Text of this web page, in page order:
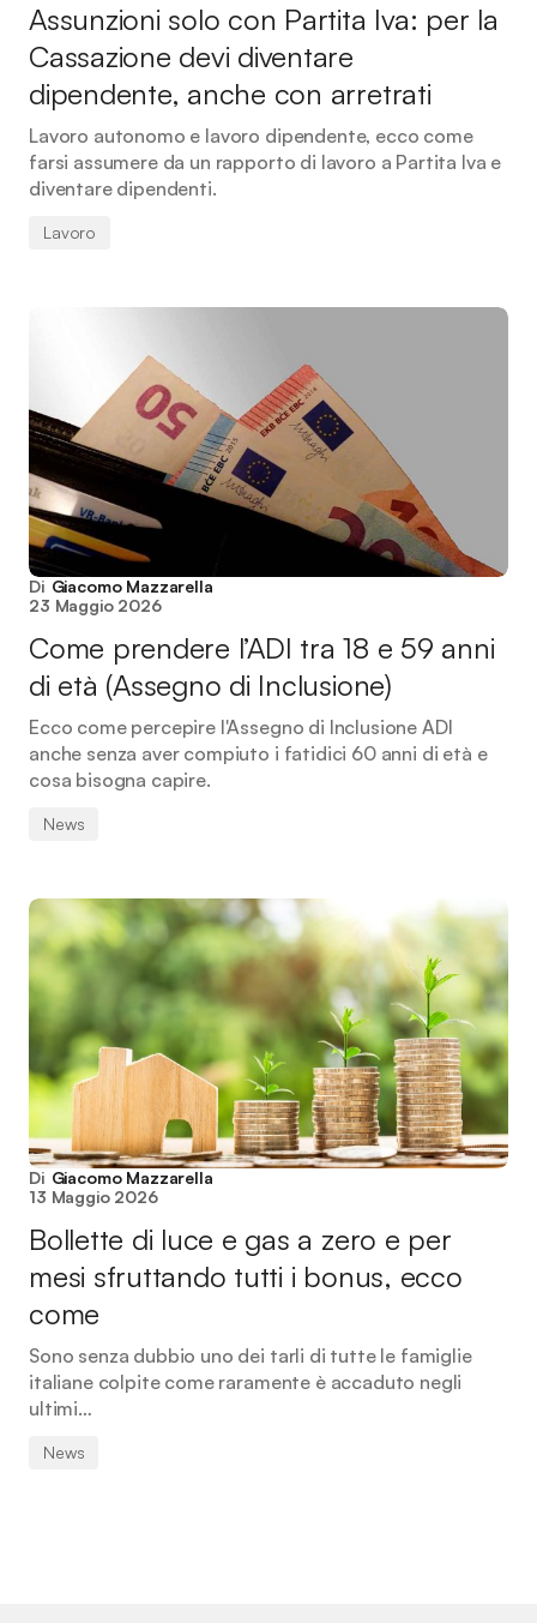
Assunzioni solo con Partita Iva: per la
Cassazione devi diventare
dipendente, anche con arretrati
Lavoro autonomo e lavoro dipendente, ecco come
farsi assumere da un rapporto di lavoro a Partita Iva e
diventare dipendenti.
Lavoro
Di Giacomo Mazzarella
23 Maggio 2026
Come prendere l’ADI tra 18 e 59 anni
di età (Assegno di Inclusione)
Ecco come percepire l'Assegno di Inclusione ADI
anche senza aver compiuto i fatidici 60 anni di età e
cosa bisogna capire.
News
Di Giacomo Mazzarella
13 Maggio 2026
Bollette di luce e gas a zero e per
mesi sfruttando tutti i bonus, ecco
come
Sono senza dubbio uno dei tarli di tutte le famiglie
italiane colpite come raramente è accaduto negli
ultimi…
News